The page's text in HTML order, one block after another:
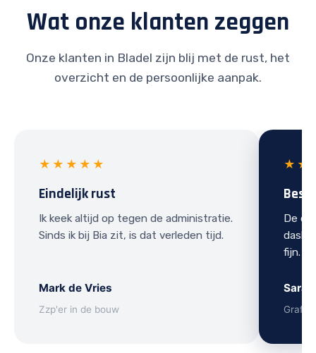
Wat onze klanten zeggen
Onze klanten in Bladel zijn blij met de rust, het
overzicht en de persoonlijke aanpak.
★★★★★
Eindelijk rust
Ik keek altijd op tegen de administratie.
Sinds ik bij Bia zit, is dat verleden tijd.
Mark de Vries
Zzp'er in de bouw
De
fijn.